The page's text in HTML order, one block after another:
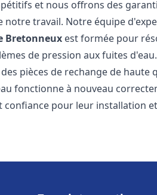
et nous offrons des
notre travail. Notre équipe
Bretonneux est formée pour
de pression aux fuites
pièces de rechange de
fonctionne à nouveau
confiance pour leur installation